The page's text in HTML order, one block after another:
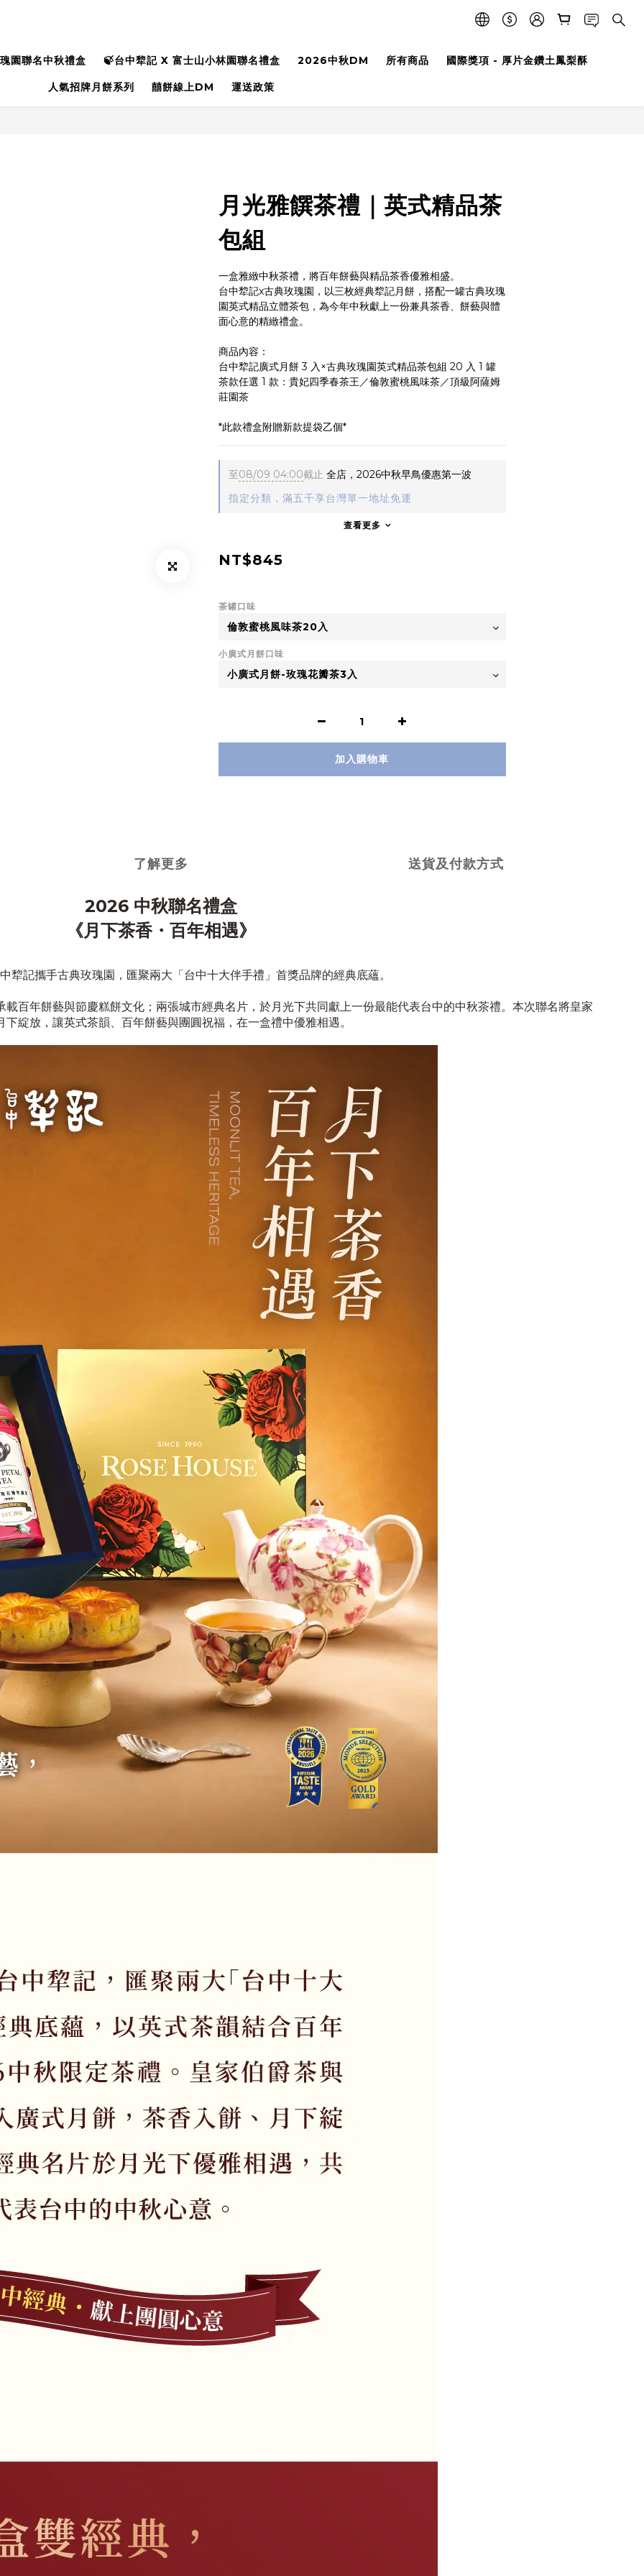
園聯名中秋禮盒 🍃台中犂記 X 富士山小林園聯名禮盒 2026中秋DM 所有商品 國際獎項 - 厚片金鑽土鳳梨酥
人氣招牌月餅系列 囍餅線上DM 運送政策
月光雅饌茶禮｜英式精品茶
包組
一盒雅緻中秋茶禮，將百年餅藝與精品茶香優雅相盛。
台中犂記x古典玫瑰園，以三枚經典犂記月餅，搭配一罐古典玫瑰
園英式精品立體茶包，為今年中秋獻上一份兼具茶香、餅藝與體
面心意的精緻禮盒。
商品內容：
台中犂記廣式月餅 3 入×古典玫瑰園英式精品茶包組 20 入 1 罐
茶款任選 1 款：貴妃四季春茶王／倫敦蜜桃風味茶／頂級阿薩姆
莊園茶
*此款禮盒附贈新款提袋乙個*
至08/09 04:00截止 全店，2026中秋早鳥優惠第一波
指定分類，滿五千享台灣單一地址免運
查看更多
NT$845
茶罐口味
小廣式月餅口味
加入購物車
了解更多 送貨及付款方式
2026 中秋聯名禮盒
《月下茶香・百年相遇》
犂記攜手古典玫瑰園，匯聚兩大「台中十大伴手禮」首獎品牌的經典底蘊。
百年餅藝與節慶糕餅文化；兩張城市經典名片，於月光下共同獻上一份最能代表台中的中秋茶禮。 本次聯名將皇家
綻放，讓英式茶韻、百年餅藝與團圓祝福，在一盒禮中優雅相遇。